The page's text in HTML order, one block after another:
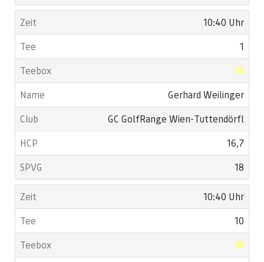
10:40 Uhr
1
Gerhard Weilinger
GC GolfRange Wien-Tuttendörfl
16,7
18
10:40 Uhr
10